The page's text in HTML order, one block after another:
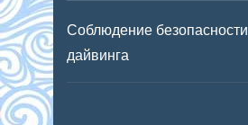
Соблюдение
дайвинга